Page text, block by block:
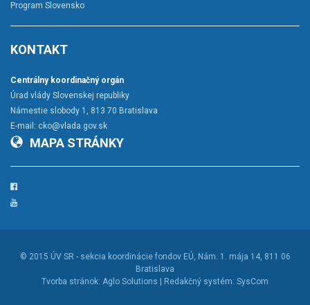
Program Slovensko
KONTAKT
Centrálny koordinačný orgán
Úrad vlády Slovenskej republiky
Námestie slobody 1, 813 70 Bratislava
E-mail: cko@vlada.gov.sk
MAPA STRÁNKY
Facebook
YouTube
© 2015 ÚV SR - sekcia koordinácie fondov EÚ, Nám. 1. mája 14, 811 06
Bratislava
Tvorba stránok: Aglo Solutions | Redakčný systém: SysCom